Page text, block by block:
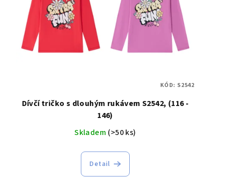
Dívčí tričko s dlouhým rukávem S2542, (116 -
146)
Skladem (>50 ks)
Detail
KÓD: S2542